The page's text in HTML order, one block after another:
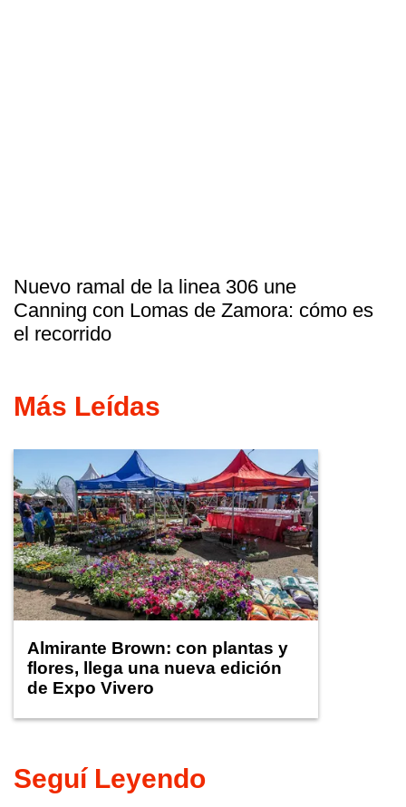
Nuevo ramal de la linea 306 une
Canning con Lomas de Zamora: cómo es
el recorrido
Más Leídas
Almirante Brown: con plantas y
flores, llega una nueva edición
de Expo Vivero
Seguí Leyendo